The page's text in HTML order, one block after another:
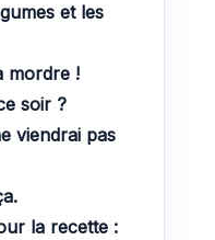
et les
mordre !
soir ?
viendrai pas
la recette :